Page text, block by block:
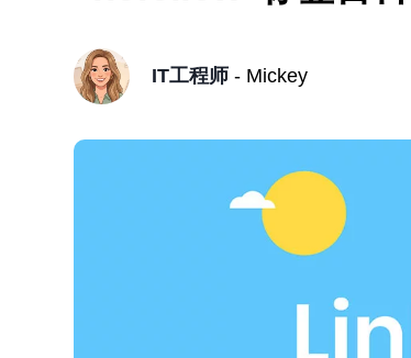
IT工程师- Mickey